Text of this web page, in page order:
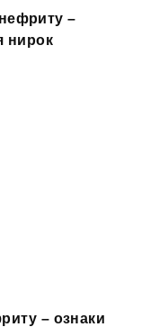
–
нирок
– ознаки